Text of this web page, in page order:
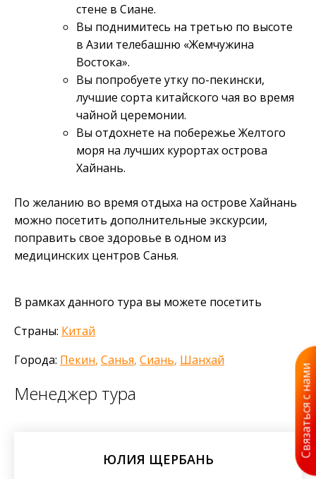
стене в Сиане.
Вы поднимитесь на третью по высоте
в Азии телебашню «Жемчужина
Востока».
Вы попробуете утку по-пекински,
лучшие сорта китайского чая во время
чайной церемонии.
Вы отдохнете на побережье Желтого
моря на лучших курортах острова
Хайнань.
По желанию во время отдыха на острове Хайнань
можно посетить дополнительные экскурсии,
поправить свое здоровье в одном из
медицинских центров Санья.
В рамках данного тура вы можете посетить
Страны: Китай
Города: Пекин, Санья, Сиань, Шанхай
Менеджер тура
ЮЛИЯ ЩЕРБАНЬ
Связаться с нами